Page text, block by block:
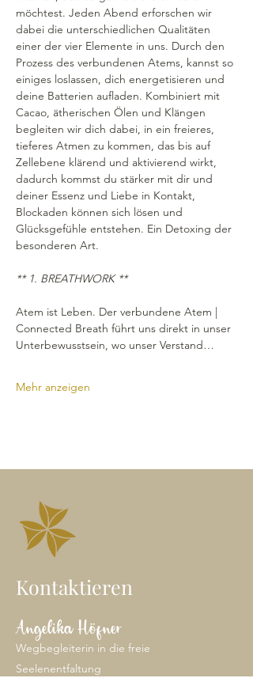
möchtest. Jeden Abend erforschen wir
dabei die unterschiedlichen Qualitäten
einer der vier Elemente in uns. Durch den
Prozess des verbundenen Atems, kannst so
einiges loslassen, dich energetisieren und
deine Batterien aufladen. Kombiniert mit
Cacao, ätherischen Ölen und Klängen
begleiten wir dich dabei, in ein freieres,
tieferes Atmen zu kommen, das bis auf
Zellebene klärend und aktivierend wirkt,
dadurch kommst du stärker mit dir und
deiner Essenz und Liebe in Kontakt,
Blockaden können sich lösen und
Glücksgefühle entstehen. Ein Detoxing der
besonderen Art.
** 1. BREATHWORK **
Atem ist Leben. Der verbundene Atem |
Connected Breath führt uns direkt in unser
Unterbewusstsein, wo unser Verstand…
Mehr anzeigen
Kontaktieren
Angelika Höfner
Wegbegleiterin in die freie
Seelenentfaltung